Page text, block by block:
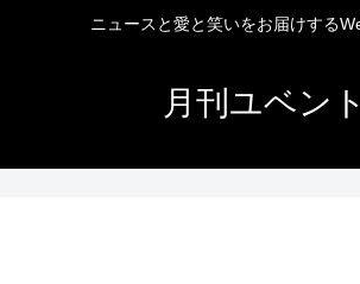
ニュースと愛と笑いをお届けする
月刊ユベン